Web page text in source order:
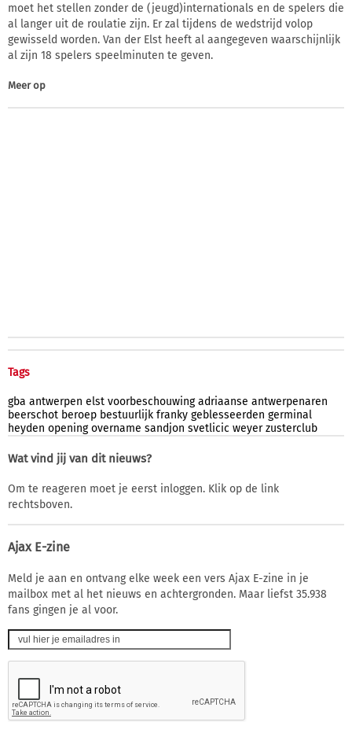
moet het stellen zonder de (jeugd)internationals en de spelers die
al langer uit de roulatie zijn. Er zal tijdens de wedstrijd volop
gewisseld worden. Van der Elst heeft al aangegeven waarschijnlijk
al zijn 18 spelers speelminuten te geven.
Meer op
Tags
gba antwerpen elst voorbeschouwing adriaanse antwerpenaren
beerschot beroep bestuurlijk franky geblesseerden germinal
heyden opening overname sandjon svetlicic weyer zusterclub
Wat vind jij van dit nieuws?
Om te reageren moet je eerst inloggen. Klik op de link
rechtsboven.
Ajax E-zine
Meld je aan en ontvang elke week een vers Ajax E-zine in je
mailbox met al het nieuws en achtergronden. Maar liefst 35.938
fans gingen je al voor.